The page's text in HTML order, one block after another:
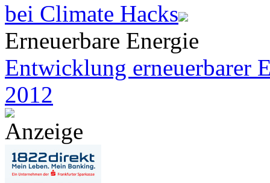
bei Climate Hacks
Erneuerbare Energie
Entwicklung erneuerbarer
2012
Anzeige